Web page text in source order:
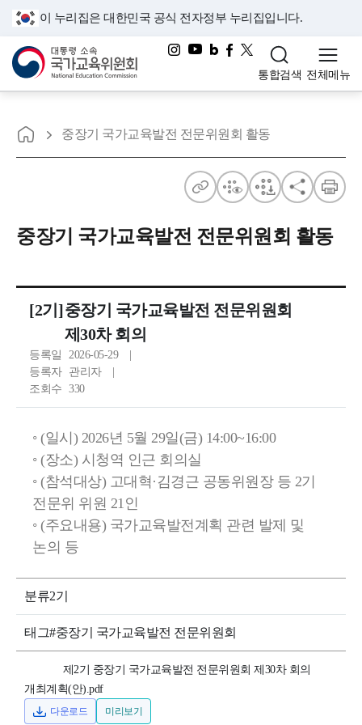
이 누리집은 대한민국 공식 전자정부 누리집입니다.
대통령소속 국가교육위원회
통합검색 전체메뉴
으로
중장기 국가교육발전 전문위원회 활동
주
소
점
자
기
점
자
운
공
유
인
쇄
중장기 국가교육발전 전문위원회 활동
[2기]중장기 국가교육발전 전문위원회
제30차 회의
등록일
2026-05-29
등록자
관리자
조회수 330
◦ (일시) 2026년 5월 29일(금) 14:00~16:00
◦ (장소) 시청역 인근 회의실
◦ (참석대상) 고대혁·김경근 공동위원장 등 2기
전문위 위원 21인
◦ (주요내용) 국가교육발전계획 관련 발제 및
논의 등
분류2기
태그#중장기 국가교육발전 전문위원회
제2기 중장기 국가교육발전 전문위원회 제30차 회의
개최계획(안).pdf
다운로드 미리보기